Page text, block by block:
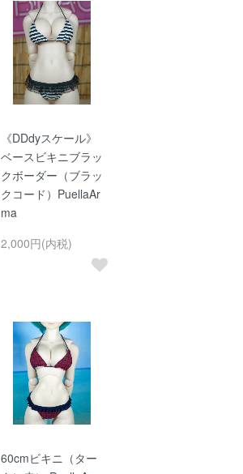
《DDdyスケール》
ベースビキニブラッ
クボーダー（ブラッ
クコード）PuellaAr
ma
2,000円(内税)
60cmビキニ（ター